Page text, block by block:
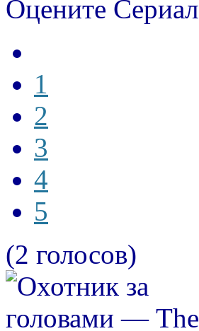
Оцените Сериал
1
2
3
4
5
(2 голосов)